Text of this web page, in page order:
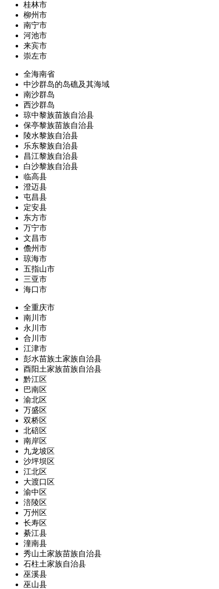
桂林市
柳州市
南宁市
河池市
来宾市
崇左市
全海南省
中沙群岛的岛礁及其海域
南沙群岛
西沙群岛
琼中黎族苗族自治县
保亭黎族苗族自治县
陵水黎族自治县
乐东黎族自治县
昌江黎族自治县
白沙黎族自治县
临高县
澄迈县
屯昌县
定安县
东方市
万宁市
文昌市
儋州市
琼海市
五指山市
三亚市
海口市
全重庆市
南川市
永川市
合川市
江津市
彭水苗族土家族自治县
酉阳土家族苗族自治县
黔江区
巴南区
渝北区
万盛区
双桥区
北碚区
南岸区
九龙坡区
沙坪坝区
江北区
大渡口区
渝中区
涪陵区
万州区
长寿区
綦江县
潼南县
秀山土家族苗族自治县
石柱土家族自治县
巫溪县
巫山县